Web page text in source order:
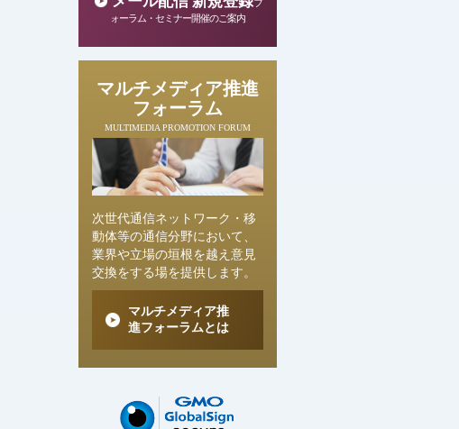
フ
ォーラム・セミナー開催のご案内
マルチメディア推進
フォーラム
MULTIMEDIA PROMOTION FORUM
次世代通信ネットワーク・移
動体等の通信分野において、
業界や立場の垣根を越え意見
交換をする場を提供します。
マルチメディア推
進フォーラムとは